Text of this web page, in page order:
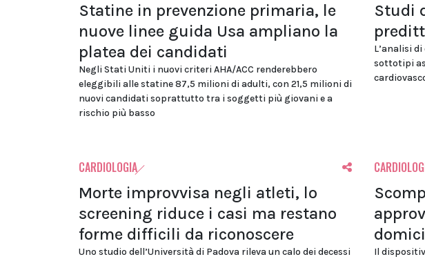
Statine in prevenzione primaria, le
nuove linee guida Usa ampliano la
platea dei candidati
Negli Stati Uniti i nuovi criteri AHA/ACC renderebbero
eleggibili alle statine 87,5 milioni di adulti, con 21,5 milioni di
nuovi candidati soprattutto tra i soggetti più giovani e a
rischio più basso
Studi
L’analisi
sottotipi
CARDIOLOGIA
Morte improvvisa negli atleti, lo
screening riduce i casi ma restano
forme difficili da riconoscere
Uno studio dell’Università di Padova rileva un calo dei decessi
Il